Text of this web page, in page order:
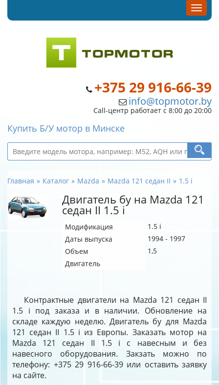
+375 29 916-66-39
info@topmotor.by
Call-центр работает с 8:00 до 20:00
Купить Б/У мотор в Минске
Главная Каталог Mazda Mazda 121 седан II 1.5 i
Двигатель бу на Mazda 121
седан II 1.5 i
Модификация
1.5 i
Даты выпуска
1994 - 1997
Объем
1,5
Двигатель
Контрактные двигатели на Mazda 121 седан II
1.5 i под заказа и в наличии. Обновление на
складе каждую неделю. Двигатель бу для Mazda
121 седан II 1.5 i из Европы. Заказать мотор на
Mazda 121 седан II 1.5 i с навесным и без
навесного оборудования. Закзать можно по
телефону: +375 29 916-66-39 или оставить заявку
на сайте.